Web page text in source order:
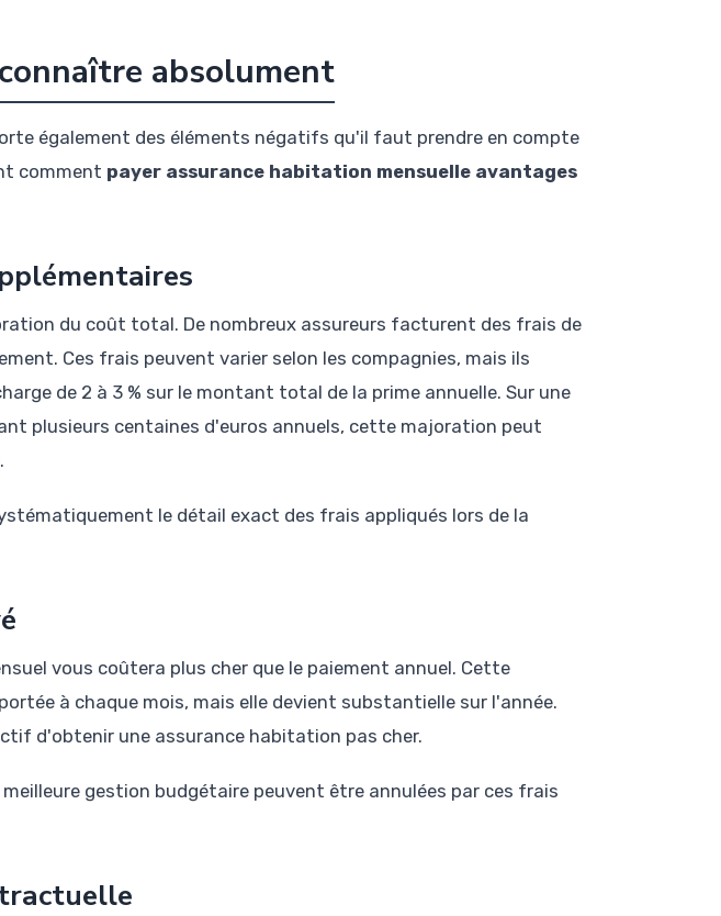
absolument
également des éléments négatifs qu'il faut prendre en compte
comment payer assurance habitation mensuelle avantages
du coût total. De nombreux assureurs facturent des frais de
Ces frais peuvent varier selon les compagnies, mais ils
de 2 à 3 % sur le montant total de la prime annuelle. Sur une
plusieurs centaines d'euros annuels, cette majoration peut
le détail exact des frais appliqués lors de la
vous coûtera plus cher que le paiement annuel. Cette
à chaque mois, mais elle devient substantielle sur l'année.
d'obtenir une assurance habitation pas cher.
meilleure gestion budgétaire peuvent être annulées par ces frais